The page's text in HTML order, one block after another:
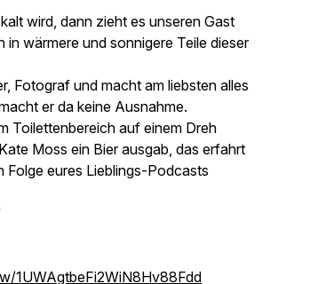
wird, dann zieht es unseren Gast
in wärmere und sonnigere Teile dieser
Fotograf und macht am liebsten alles
er da keine Ausnahme.
Toilettenbereich auf einem Dreh
Moss ein Bier ausgab, das erfahrt
Folge eures Lieblings-Podcasts
1UWAgtbeFi2WiN8Hv88Fdd